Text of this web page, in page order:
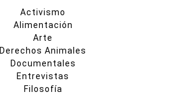
Activismo
Alimentación
Arte
Derechos Animales
Documentales
Entrevistas
Filosofía